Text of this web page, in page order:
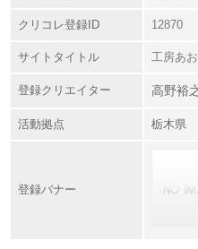
クリコレ登録ID 12870
サイトタイトル 工房あ
登録クリエイター 高野裕
活動拠点 栃木県
登録バナー